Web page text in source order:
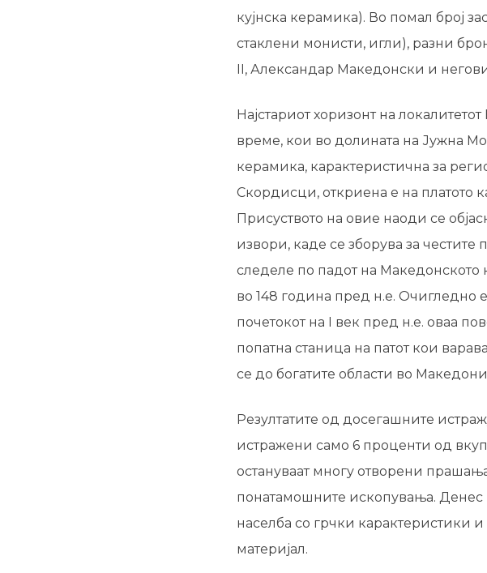
кујнска керамика). Во помал број
стаклени монисти, игли), разни
II, Александар Македонски и
Најстариот хоризонт на
време, кои во долината на Јужна
керамика, карактеристична за
Скордисци, откриена е на платото
Присуството на овие наоди се
извори, каде се зборува за
следеле по падот на
во 148 година пред н.е. Очигледно
почетокот на I век пред н.е. оваа
попатна станица на патот кои
се до богатите области во
Резултатите од досегашните
истражени само 6 проценти од
остануваат многу отворени
понатамошните ископувања. Денес
населба со грчки карактеристики
материјал.